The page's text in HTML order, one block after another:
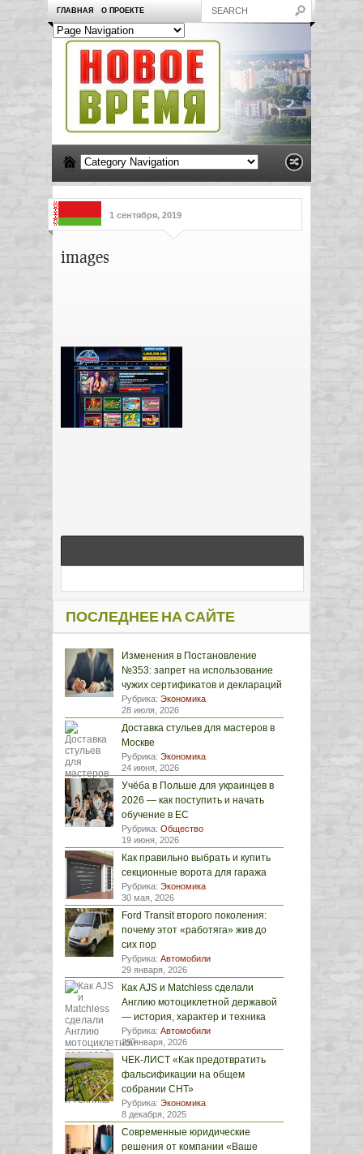
ГЛАВНАЯ О ПРОЕКТЕ
1 сентября, 2019
images
ПОСЛЕДНЕЕ НА САЙТЕ
Изменения в Постановление
№353: запрет на использование
чужих сертификатов и деклараций
Рубрика: Экономика
28 июля, 2026
Доставка стульев для мастеров в
Москве
Рубрика: Экономика
24 июня, 2026
Учёба в Польше для украинцев в
2026 — как поступить и начать
обучение в ЕС
Рубрика: Общество
19 июня, 2026
Как правильно выбрать и купить
секционные ворота для гаража
Рубрика: Экономика
30 мая, 2026
Ford Transit второго поколения:
почему этот «работяга» жив до
сих пор
Рубрика: Автомобили
29 января, 2026
Как AJS и Matchless сделали
Англию мотоциклетной державой
— история, характер и техника
Рубрика: Автомобили
29 января, 2026
ЧЕК-ЛИСТ «Как предотвратить
фальсификации на общем
собрании СНТ»
Рубрика: Экономика
8 декабря, 2025
Современные юридические
решения от компании «Ваше